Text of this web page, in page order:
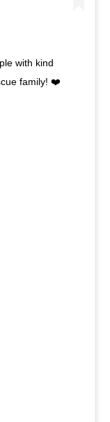
with kind
family! ❤️